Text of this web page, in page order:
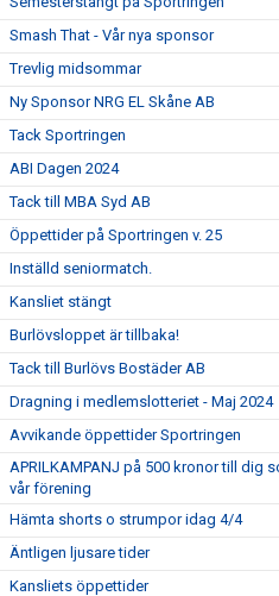
Smash That - Vår nya sponsor
Trevlig midsommar
Ny Sponsor NRG EL Skåne AB
Tack Sportringen
ABI Dagen 2024
Tack till MBA Syd AB
Öppettider på Sportringen v. 25
Inställd seniormatch.
Kansliet stängt
Burlövsloppet är tillbaka!
Tack till Burlövs Bostäder AB
Dragning i medlemslotteriet - Maj 2024
Avvikande öppettider Sportringen
APRILKAMPANJ på 500 kronor till dig
vår förening
Hämta shorts o strumpor idag 4/4
Äntligen ljusare tider
Kansliets öppettider